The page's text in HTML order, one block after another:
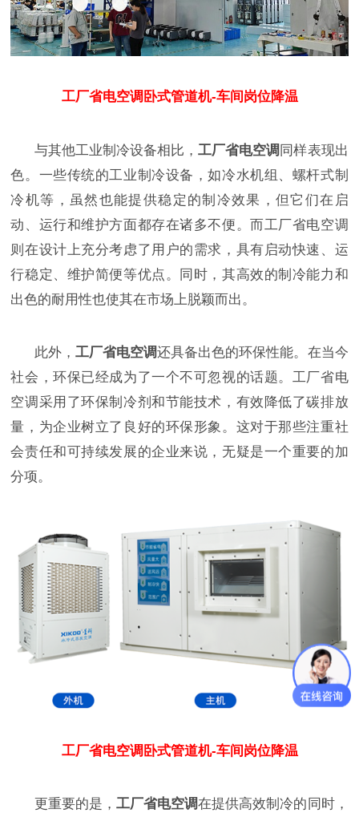
工厂省电空调卧式管道机-车间岗位降温
与其他工业制冷设备相比，工厂省电空调 同样表现出
色。一些传统的工业制冷设备，如冷水机组、螺杆式制
冷机等，虽然也能提供稳定的制冷效果，但它们在启
动、运行和维护方面都存在诸多不便。而工厂省电空调
则在设计上充分考虑了用户的需求，具有启动快速、运
行稳定、维护简便等优点。同时，其高效的制冷能力和
出色的耐用性也使其在市场上脱颖而出。
此外， 工厂省电空调还具备出色的环保性能。在当今
社会，环保已经成为了一个不可忽视的话题。工厂省电
空调采用了环保制冷剂和节能技术，有效降低了碳排放
量，为企业树立了良好的环保形象。这对于那些注重社
会责任和可持续发展的企业来说，无疑是一个重要的加
分项。
工厂省电空调卧式管道机-车间岗位降温
更重要的是，工厂省电空调在提供高效制冷的同时，